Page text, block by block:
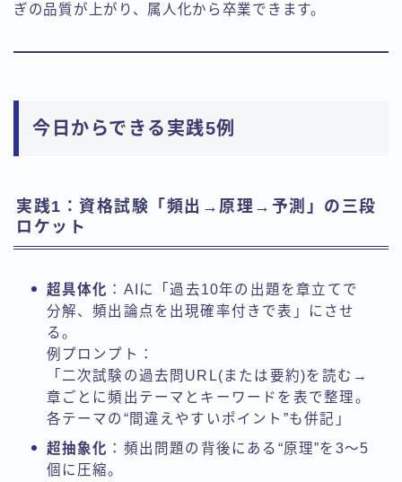
ぎの品質が上がり、属人化から卒業できます。
今日からできる実践5例
実践1：資格試験「頻出→原理→予測」の三段
ロケット
超具体化 ：AIに「過去10年の出題を章立てで
分解、頻出論点を出現確率付きで表」にさせ
る。
例プロンプト：
「二次試験の過去問URL(または要約)を読む→
章ごとに頻出テーマとキーワードを表で整理。
各テーマの“間違えやすいポイント”も併記」
超抽象化 ：頻出問題の背後にある“原理”を3～5
個に圧縮。